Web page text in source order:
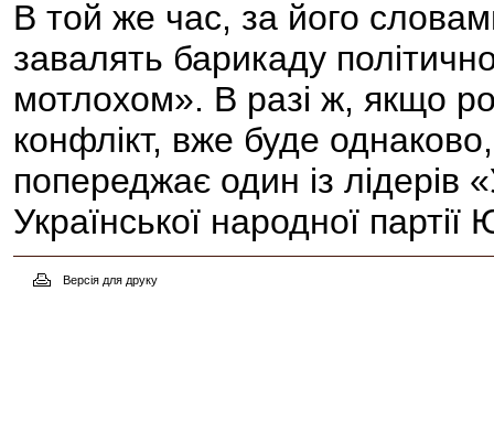
В той же час, за його
завалять барикаду
мотлохом». В разі ж, якщо
конфлікт, вже буде
попереджає один із лідерів
Української народної
Версія для друку